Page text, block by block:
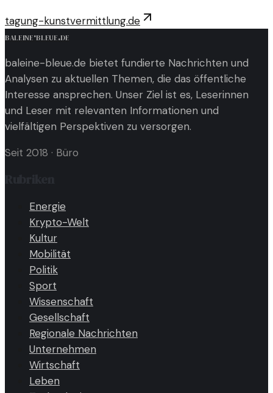
tagung-kunstvermittlung.de
baleine·bleue.de
baleine-bleue.de bietet fundierte Nachrichten und
Analysen zu aktuellen Themen, die das öffentliche
Interesse ansprechen. Unser Ziel ist es, Leserinnen
und Leser mit relevanten Informationen und
vielfältigen Perspektiven zu versorgen.
Seit 2018 · Büro
Energie
Krypto-Welt
Kultur
Mobilität
Politik
Sport
Wissenschaft
Gesellschaft
Regionale Nachrichten
Unternehmen
Wirtschaft
Leben